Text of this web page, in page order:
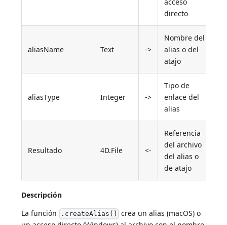
directo
aliasName Text ->
Nombre del
alias o del
atajo
aliasType Integer ->
Tipo de
enlace del
alias
Resultado 4D.File <-
Referencia
del archivo
del alias o
de atajo
Descripción
La función .createAlias() crea un alias (macOS) o